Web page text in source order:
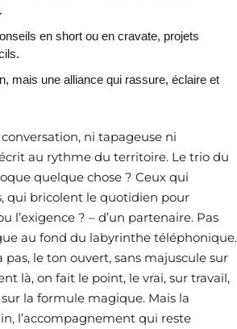
en short ou en cravate, projets
mais une alliance qui rassure, éclaire et
ni tapageuse ni
au rythme du territoire. Le trio du
quelque chose ? Ceux qui
qui bricolent le quotidien pour
l’exigence ? – d’un partenaire. Pas
au fond du labyrinthe téléphonique.
le ton ouvert, sans majuscule sur
là, on fait le point, le vrai, sur travail,
la formule magique. Mais la
l’accompagnement qui reste